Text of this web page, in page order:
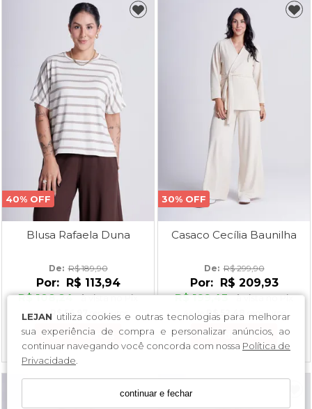
LEJAN utiliza cookies e outras tecnologias para melhorar
sua experiência de compra e personalizar anúncios, ao
continuar navegando você concorda com nossa Política de
Privacidade.
continuar e fechar
40% OFF
Blusa Rafaela Duna
De: R$ 189,90
Por: R$ 113,94
R$ 108,24 à vista no Pix
2xde R$ 56,97 sem juros
Mais detalhes
30% OFF
Casaco Cecília Baunilha
De: R$ 299,90
Por: R$ 209,93
R$ 199,43 à vista no Pix
de R$ 52,48 sem juros
Mais detalhes